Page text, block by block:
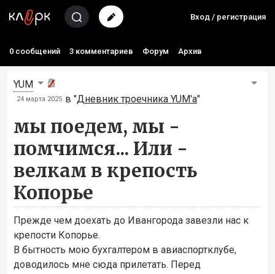
Вход / регистрация
0 сообщений 3 комментариев Форум Архив
YUM
24 марта 2025 в "Дневник троечника YUM'а"
мы поедем, мы -
помчимся... Или -
велкам в крепость
Копорье
Прежде чем доехать до Ивангорода завезли нас к
крепости Копорье.
В бытность мою бухгалтером в авиаспортклубе,
доводилось мне сюда прилетать. Перед